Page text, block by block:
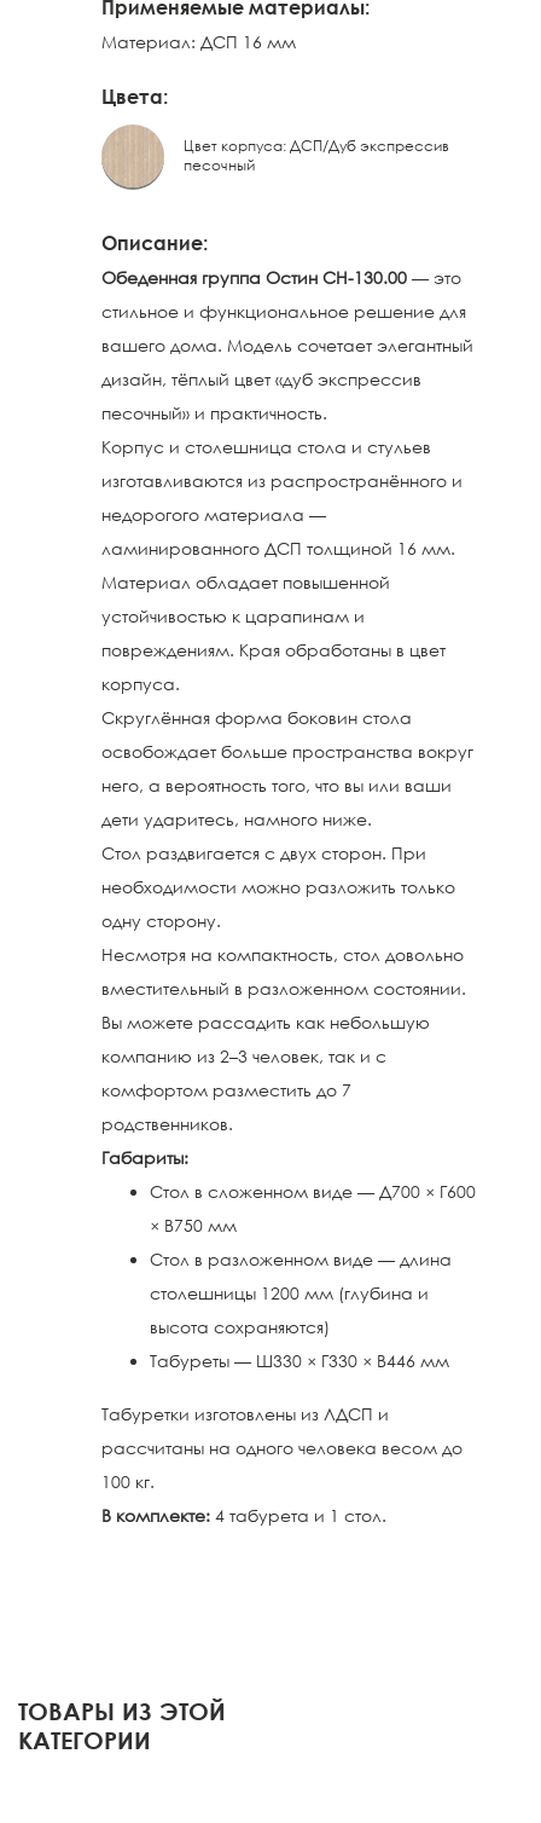
Применяемые материалы:
Материал: ДСП 16 мм
Цвета:
Цвет корпуса: ДСП/Дуб экспрессив
песочный
Описание:
Обеденная группа Остин СН-130.00 — это
стильное и функциональное решение для
вашего дома. Модель сочетает элегантный
дизайн, тёплый цвет «дуб экспрессив
песочный» и практичность.
Корпус и столешница стола и стульев
изготавливаются из распространённого и
недорогого материала —
ламинированного ДСП толщиной 16 мм.
Материал обладает повышенной
устойчивостью к царапинам и
повреждениям. Края обработаны в цвет
корпуса.
Скруглённая форма боковин стола
освобождает больше пространства вокруг
него, а вероятность того, что вы или ваши
дети ударитесь, намного ниже.
Стол раздвигается с двух сторон. При
необходимости можно разложить только
одну сторону.
Несмотря на компактность, стол довольно
вместительный в разложенном состоянии.
Вы можете рассадить как небольшую
компанию из 2–3 человек, так и с
комфортом разместить до 7
родственников.
Габариты:
Стол в сложенном виде — Д700 × Г600
× В750 мм
Стол в разложенном виде — длина
столешницы 1200 мм (глубина и
высота сохраняются)
Табуреты — Ш330 × Г330 × В446 мм
Табуретки изготовлены из ЛДСП и
рассчитаны на одного человека весом до
100 кг.
В комплекте: 4 табурета и 1 стол.
ТОВАРЫ ИЗ ЭТОЙ
КАТЕГОРИИ